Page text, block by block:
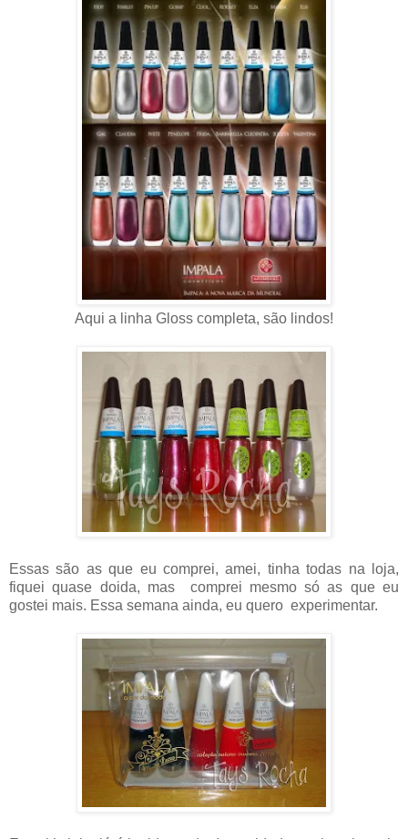
Aqui a linha Gloss completa, são lindos!
Essas são as que eu comprei, amei, tinha todas na loja,
fiquei quase doida, mas comprei mesmo só as que eu
gostei mais. Essa semana ainda, eu quero experimentar.